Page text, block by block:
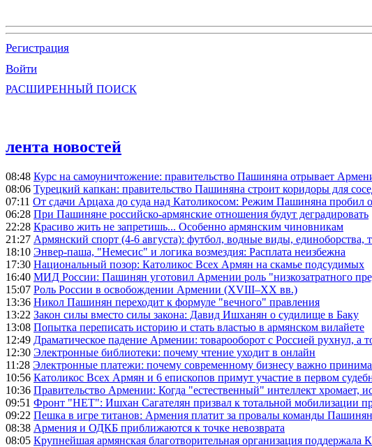
Регистрация
Войти
РАСШИРЕННЫЙ ПОИСК
лента новостей
08:48 Курс на самоуничтожение: правительство Пашиняна отрывает
08:06 Турецкий капкан: правительство Пашиняна строит коридоры для
07:11 От сдачи Арцаха до суда над Католикосом: Режим Пашиняна пробил
06:28 При Пашиняне российско-армянские отношения будут деградировать
22:28 Красиво жить не запретишь... Особенно армянским чиновникам
21:27 Армянский спорт (4-6 августа): футбол, водные виды, единоборства,
18:10 Энвер-паша, "Немесис" и логика возмездия: Расплата неизбежна
17:30 Национальный позор: Католикос Всех Армян на скамье подсудимых
16:40 МИД России: Пашинян уготовил Армении роль "низкозатратного
15:07 Роль России в освобождении Армении (XVIII–XX вв.)
13:36 Никол Пашинян переходит к формуле "вечного" правления
13:22 Закон силы вместо силы закона: Давид Ишханян о судилище в Баку
13:08 Попытка переписать историю и стать властью в армянском вилайете
12:49 Драматическое падение Армении: товарооборот с Россией рухнул, а
12:30 Электронные библиотеки: почему чтение уходит в онлайн
11:28 Электронные платежи: почему современному бизнесу важно
10:56 Католикос Всех Армян и 6 епископов примут участие в первом
10:36 Правительство Армении: Когда "естественный" интеллект хромает,
09:51 Фронт "НЕТ": Ишхан Сагателян призвал к тотальной мобилизации
09:22 Пешка в игре титанов: Армения платит за провалы команды
08:38 Армения и ОДКБ приближаются к точке невозврата
08:05 Крупнейшая армянская благотворительная организация поддержала